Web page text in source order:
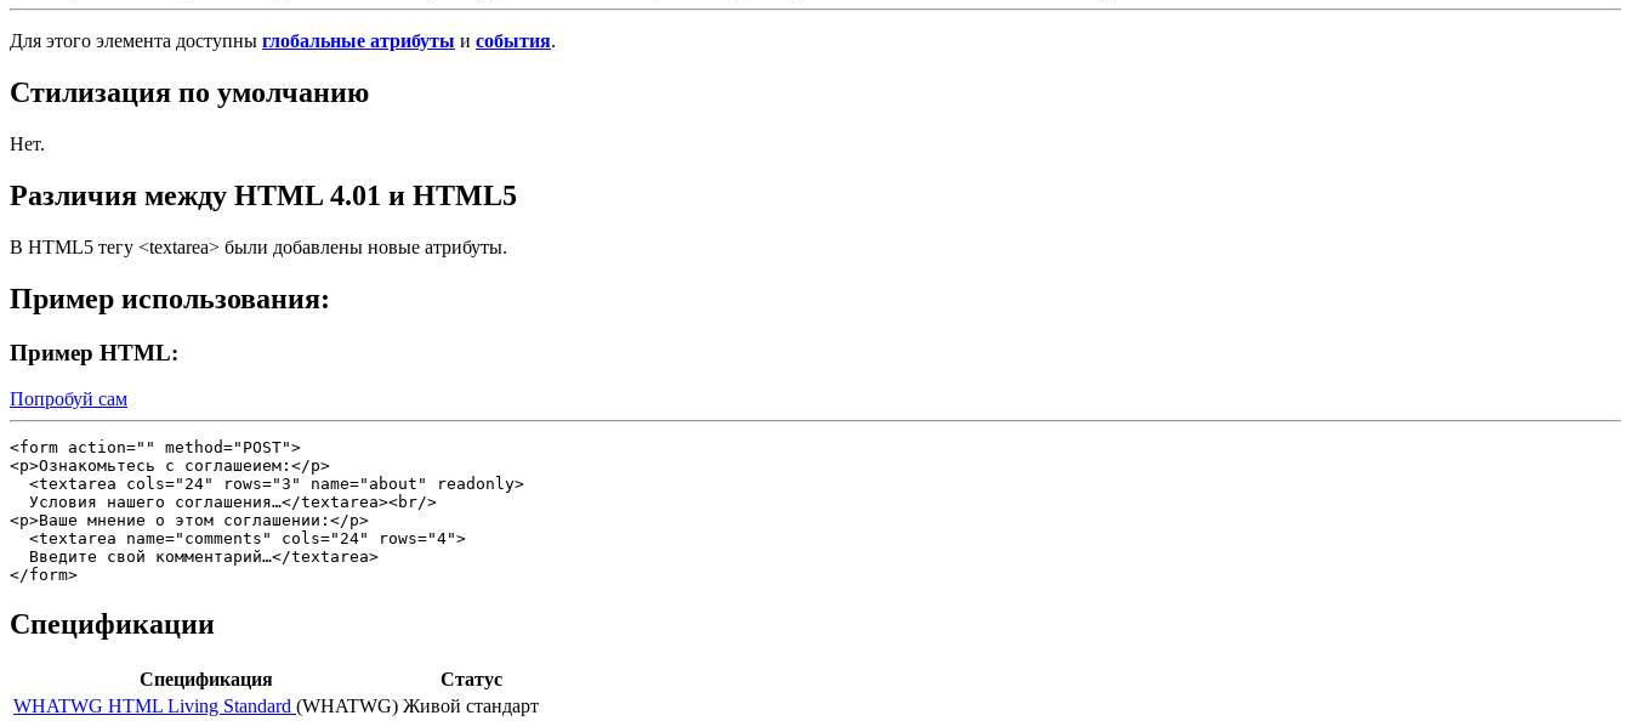
Для этого элемента доступны глобальные атрибуты и события.
Стилизация по умолчанию
Нет.
Различия между HTML 4.01 и HTML5
В HTML5 тегу <textarea> были добавлены новые атрибуты.
Пример использования:
Пример HTML:
Попробуй сам
<form action="" method="POST">
<p>Ознакомьтесь с соглашеием:</p>
  <textarea cols="24" rows="3" name="about" readonly>
  Условия нашего соглашения…</textarea><br/>
<p>Ваше мнение о этом соглашении:</p>
  <textarea name="comments" cols="24" rows="4">
  Введите свой комментарий…</textarea>
Спецификации
Спецификация
Статус
WHATWG HTML Living Standard (WHATWG) Живой стандарт